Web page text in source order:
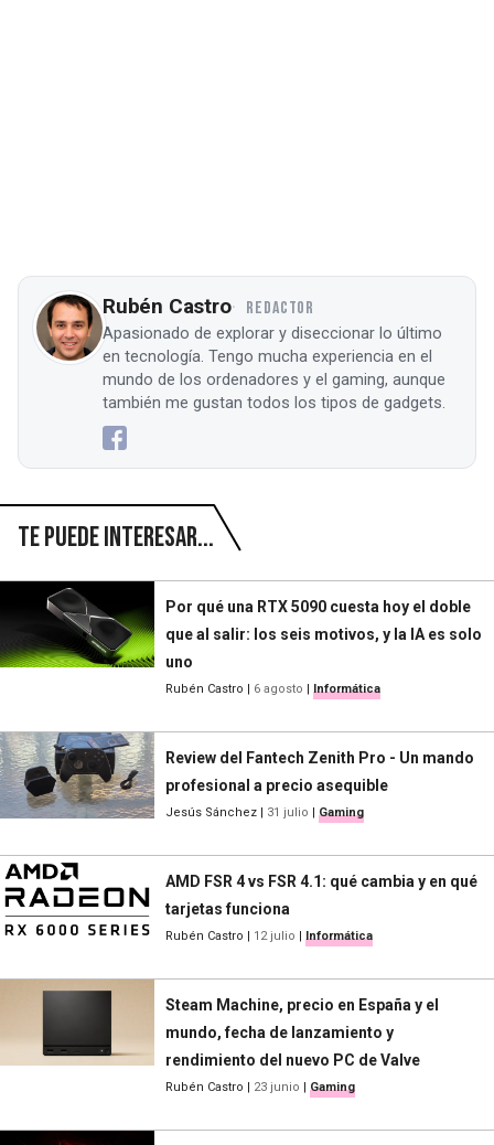
Rubén Castro REDACTOR
Apasionado de explorar y diseccionar lo último
en tecnología. Tengo mucha experiencia en el
mundo de los ordenadores y el gaming, aunque
también me gustan todos los tipos de gadgets.
Te puede interesar...
Por qué una RTX 5090 cuesta hoy el doble
que al salir: los seis motivos, y la IA es solo
uno
Rubén Castro | 6 agosto | Informática
Review del Fantech Zenith Pro - Un mando
profesional a precio asequible
Jesús Sánchez | 31 julio | Gaming
AMD FSR 4 vs FSR 4.1: qué cambia y en qué
tarjetas funciona
Rubén Castro | 12 julio | Informática
Steam Machine, precio en España y el
mundo, fecha de lanzamiento y
rendimiento del nuevo PC de Valve
Rubén Castro | 23 junio | Gaming